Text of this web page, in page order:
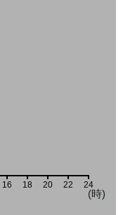
16 18 20 22 24
(時)